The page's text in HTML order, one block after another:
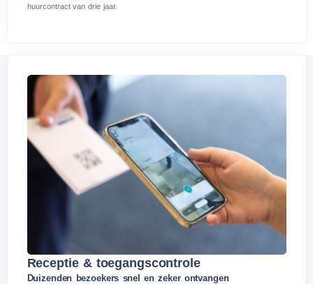
huurcontract van drie jaar.
Receptie & toegangscontrole
Duizenden bezoekers snel en zeker ontvangen